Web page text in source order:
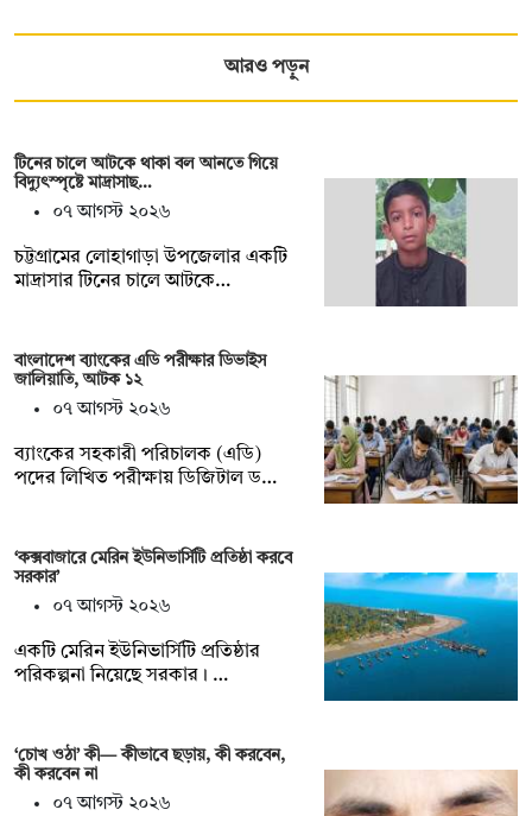
আরও পড়ুন
টিনের চালে আটকে থাকা বল আনতে গিয়ে
বিদ্যুৎস্পৃষ্টে মাদ্রাসাছ…
০৭ আগস্ট ২০২৬
চট্টগ্রামের লোহাগাড়া উপজেলার একটি
মাদ্রাসার টিনের চালে আটকে…
বাংলাদেশ ব্যাংকের এডি পরীক্ষার ডিভাইস
জালিয়াতি, আটক ১২
০৭ আগস্ট ২০২৬
ব্যাংকের সহকারী পরিচালক (এডি)
পদের লিখিত পরীক্ষায় ডিজিটাল ড…
‘কক্সবাজারে মেরিন ইউনিভার্সিটি প্রতিষ্ঠা করবে
সরকার’
০৭ আগস্ট ২০২৬
একটি মেরিন ইউনিভার্সিটি প্রতিষ্ঠার
পরিকল্পনা নিয়েছে সরকার। …
‘চোখ ওঠা’ কী— কীভাবে ছড়ায়, কী করবেন,
কী করবেন না
০৭ আগস্ট ২০২৬